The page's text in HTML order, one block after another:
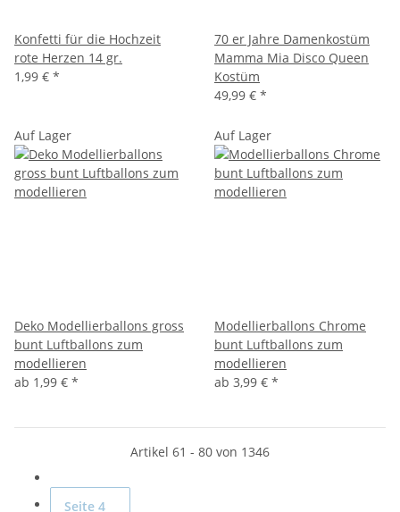
Konfetti für die Hochzeit
rote Herzen 14 gr.
1,99 € *
70 er Jahre Damenkostüm
Mamma Mia Disco Queen
Kostüm
49,99 € *
Auf Lager
Deko Modellierballons gross
bunt Luftballons zum
modellieren
ab 1,99 € *
Auf Lager
Modellierballons Chrome
bunt Luftballons zum
modellieren
ab 3,99 € *
Artikel 61 - 80 von 1346
Seite 4